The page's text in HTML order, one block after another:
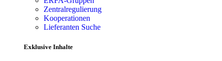
Zentralregulierung
Kooperationen
Lieferanten Suche
Exklusive Inhalte